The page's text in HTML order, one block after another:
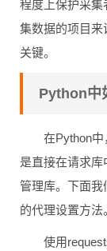
程度上保护采集
集数据的项目来
关键。
Python中
在Python
是直接在请求
管理库。下面我
的代理设置方法
使用